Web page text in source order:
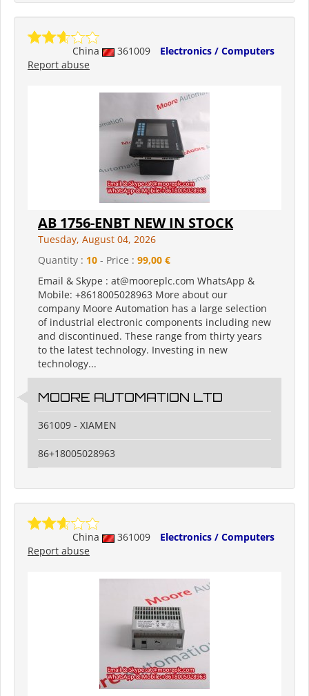
China 361009
Electronics / Computers
Report abuse
AB 1756-ENBT NEW IN STOCK
Tuesday, August 04, 2026
Quantity : 10 - Price : 99,00 €
Email & Skype : at@mooreplc.com WhatsApp &
Mobile: +8618005028963 More about our
company Moore Automation has a large selection
of industrial electronic components including new
and discontinued. These range from thirty years
to the latest technology. Investing in new
technology...
MOORE AUTOMATION LTD
361009 - XIAMEN
86+18005028963
China 361009
Electronics / Computers
Report abuse